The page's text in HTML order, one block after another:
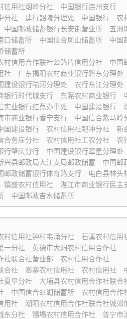
信用社烟岭分社
中国银行连州支行
分社
建行韶陵分理处 中国银行
农
中国邮政储蓄银行长安街营业所
五洲
口储蓄所 中国信合凤山储蓄所
中国
储蓄所
村信用合作联社公路片信用分社
中国
社
广东揭阳农村商业银行磐东分理处
建设银行陆河分理处
农行东江分理处
银行时代城支行 东莞农村商业银行
实业银行红荔办事处 中国建设银行
市商业银行香宁支行
中国信合紫马岭
国建设银行 农村信用社耙冲分社
新
合务庄分社 农村信用社工农分社
农
行肇庆分行
中国建设银行翠星分理处
兴县邮政局大江支局邮政储蓄
中国邮
邮政储蓄银行体育路支行
电白县林头
镇盛农村信用社
湛江市商业银行民主
中国邮政吉水储蓄所
村信用社钟村韦涌分社
石溪农村信用
一分社
英德市大洞农村信用合作社
社联合社营业部
农村信用合作社
合社
澎寨农村信用社 农村信用社
夏阜分社
大埔县农村信用合作社联合
中国信合虹湖储蓄所
农村信用合作
用社
潮阳农村信用合作社联合社城郊
东分社
锡埸农村信用合作社
普宁市